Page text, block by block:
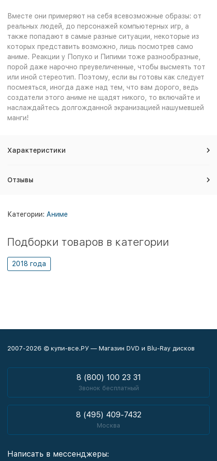
Вместе они примеряют на себя всевозможные образы: от
реальных людей, до персонажей компьютерных игр, а
также попадают в самые разные ситуации, некоторые из
которых представить возможно, лишь посмотрев само
аниме. Реакции у Попуко и Пипими тоже разнообразные,
порой даже нарочно преувеличенные, чтобы высмеять тот
или иной стереотип. Поэтому, если вы готовы как следует
посмеяться, иногда даже над тем, что вам дорого, ведь
создатели этого аниме не щадят никого, то включайте и
наслаждайтесь долгожданной экранизацией нашумевшей
манги!
Характеристики
Отзывы
Категории: Аниме
Подборки товаров в категории
2018 года
2007-2026 © купи-все.РУ — Магазин DVD и Blu-Ray дисков
8 (800) 100 23 31
Звонок бесплатный
8 (495) 409-7432
Москва
Написать в мессенджеры: